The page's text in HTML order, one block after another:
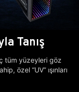
Tanış
tüm yüzeyleri göz
özel “UV” ışınları